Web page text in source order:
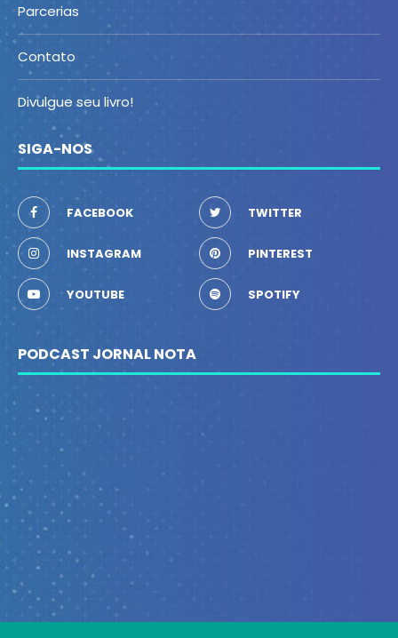
Parcerias
Contato
Divulgue seu livro!
SIGA-NOS
FACEBOOK TWITTER
INSTAGRAM PINTEREST
YOUTUBE SPOTIFY
PODCAST JORNAL NOTA